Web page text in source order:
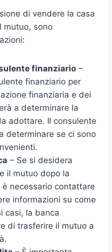
di vendere la casa
mutuo, sono
finanziario –
finanziario per
finanziaria e dei
a determinare la
adottare. Il consulente
determinare se ci sono
– Se si desidera
il mutuo dopo la
necessario contattare
informazioni su come
casi, la banca
di trasferire il mutuo a